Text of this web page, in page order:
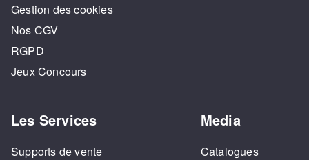
Gestion des cookies
Nos CGV
RGPD
Jeux Concours
Les Services
Supports de vente
Media
Catalogues